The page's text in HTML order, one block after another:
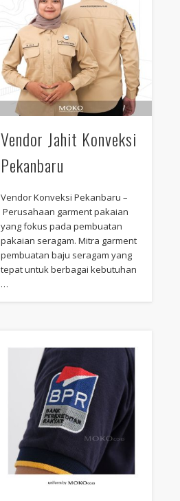
Vendor Jahit Konveksi
Pekanbaru
Vendor Konveksi Pekanbaru –
Perusahaan garment pakaian
yang fokus pada pembuatan
pakaian seragam. Mitra garment
pembuatan baju seragam yang
tepat untuk berbagai kebutuhan
…